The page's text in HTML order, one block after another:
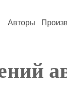
Авторы